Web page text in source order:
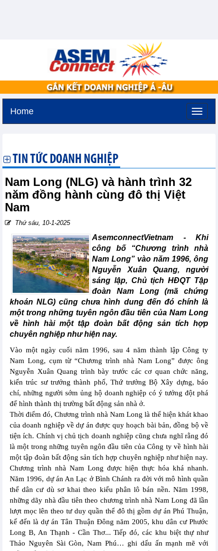
Home
TIN TỨC DOANH NGHIỆP
Nam Long (NLG) và hành trình 32
năm đồng hành cùng đô thị Việt
Nam
Thứ sáu, 10-1-2025
AsemconnectVietnam - Khi
công bố “Chương trình nhà
Nam Long” vào năm 1996, ông
Nguyễn Xuân Quang, người
sáng lập, Chủ tịch HĐQT Tập
đoàn Nam Long (mã chứng
khoán NLG) cũng chưa hình dung đến đó chính là
một trong những tuyên ngôn đầu tiên của Nam Long
về hình hài một tập đoàn bất động sản tích hợp
chuyên nghiệp như hiện nay.
Vào một ngày cuối năm 1996, sau 4 năm thành lập Công ty
Nam Long, cụm từ “Chương trình nhà Nam Long” được ông
Nguyễn Xuân Quang trình bày trước các cơ quan chức năng,
kiến trúc sư trưởng thành phố, Thứ trưởng Bộ Xây dựng, báo
chí, những người sớm ủng hộ doanh nghiệp có ý tưởng đột phá
để hình thành thị trường bất động sản nhà ở.
Thời điểm đó, Chương trình nhà Nam Long là thể hiện khát khao
của doanh nghiệp về dự án được quy hoạch bài bản, đồng bộ về
tiện ích. Chính vị chủ tịch doanh nghiệp cũng chưa nghĩ rằng đó
là một trong những tuyên ngôn đầu tiên của Công ty về hình hài
một tập đoàn bất động sản tích hợp chuyên nghiệp như hiện nay.
Chương trình nhà Nam Long được hiện thực hóa khá nhanh.
Năm 1996, dự án An Lạc ở Bình Chánh ra đời với mô hình quần
thể dân cư dù sơ khai theo kiểu phân lô bán nền. Năm 1998,
những dãy nhà đầu tiên theo chương trình nhà Nam Long đã lần
lượt mọc lên theo tư duy quần thể đô thị gồm dự án Phú Thuận,
kế đến là dự án Tân Thuận Đông năm 2005, khu dân cư Phước
Long B, An Thạnh - Cần Thơ... Tiếp đó, các khu biệt thự như
Thảo Nguyên Sài Gòn, Nam Phú… ghi dấu ấn mạnh mẽ với